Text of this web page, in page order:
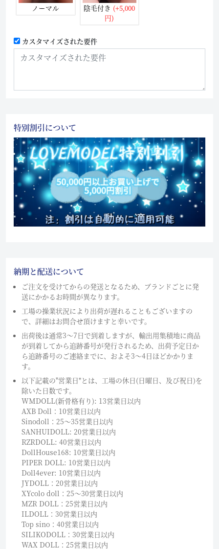
ノーマル 陰毛付き (+5,000
円)
カスタマイズされた要件
特別割引について
納期と配送について
ご注文を受けてからの発送となるため、ブランドごとに発
送にかかるお時間が異なります。
工場の操業状況により出荷が遅れることもございますの
で、詳細はお問合せ頂けますと幸いです。
出荷後は通常3～7日で到着しますが、輸出用集積地に商品
が到着してから追跡番号が発行されるため、出荷予定日か
ら追跡番号のご連絡までに、およそ3〜4日ほどかかりま
す。
以下記載の"営業日"とは、工場の休日(日曜日、及び祝日)を
除いた日数です。
WMDOLL(新骨格有り): 13営業日以内
AXB Doll：10営業日以内
Sinodoll：25〜35営業日以内
SANHUIDOLL: 20営業日以内
RZRDOLL: 40営業日以内
DollHouse168: 10営業日以内
PIPER DOLL: 10営業日以内
Doll4ever: 10営業日以内
JYDOLL：20営業日以内
XYcolo doll：25〜30営業日以内
MZR DOLL：25営業日以内
ILDOLL：30営業日以内
Top sino：40営業日以内
SILIKODOLL：30営業日以内
WAX DOLL：25営業日以内